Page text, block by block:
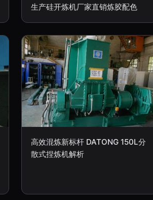
生产硅开炼机厂家直销炼胶配色
高效混炼新标杆 DATONG 150L分
散式捏炼机解析